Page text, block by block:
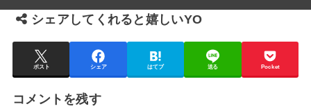
シェアしてくれると嬉しいYO
ポスト シェア はてブ 送る Pocket
コメントを残す